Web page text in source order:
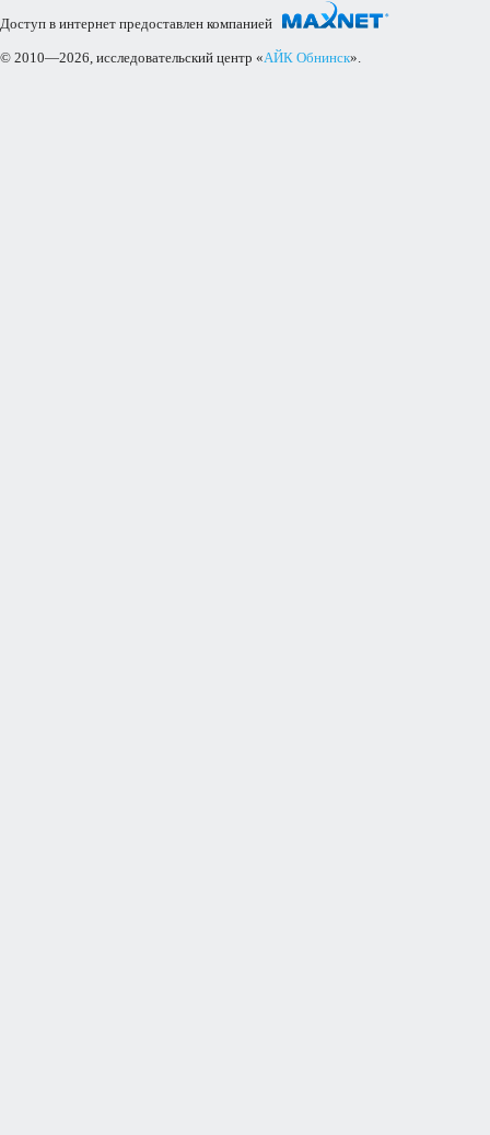
Доступ в интернет предоставлен компанией
© 2010—2026, исследовательский центр «АЙК Обнинск».